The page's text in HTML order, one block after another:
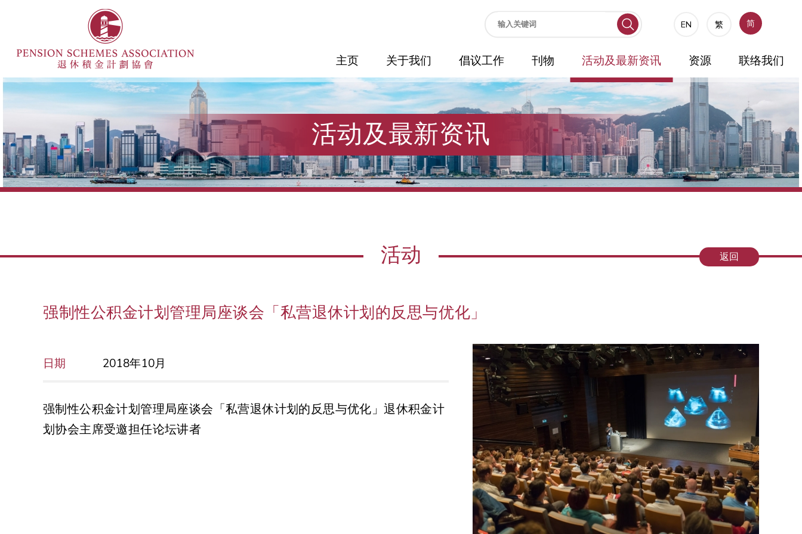
EN 繁 简
主页 关于我们 倡议工作 刊物 活动及最新资讯 资源 联络我们
活动及最新资讯
活动 返回
强制性公积金计划管理局座谈会「私营退休计划的反思与优化」
日期 2018年10月
强制性公积金计划管理局座谈会「私营退休计划的反思与优化」退休积金计
划协会主席受邀担任论坛讲者